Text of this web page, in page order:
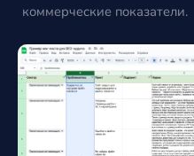
коммерческие показатели.